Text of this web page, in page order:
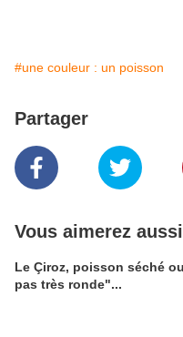
#une couleur : un poisson
Partager
Vous aimerez aussi
Le Çiroz, poisson séché ou "femme
pas très ronde"...